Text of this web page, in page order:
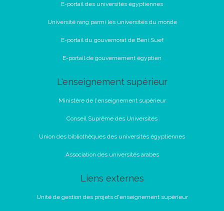
E-portail des universités égyptiennes
Université rang parmi les universités du monde
E-portail du gouvernorat de Beni Suef
E-portail de gouvernement égyptien
L'enseignement supérieur
Ministère de l'enseignement supérieur
Conseil Suprême des Universités
Union des bibliothèques des universités égyptiennes
Association des universités arabes
Liens externes
Unité de gestion des projets d'enseignement supérieur